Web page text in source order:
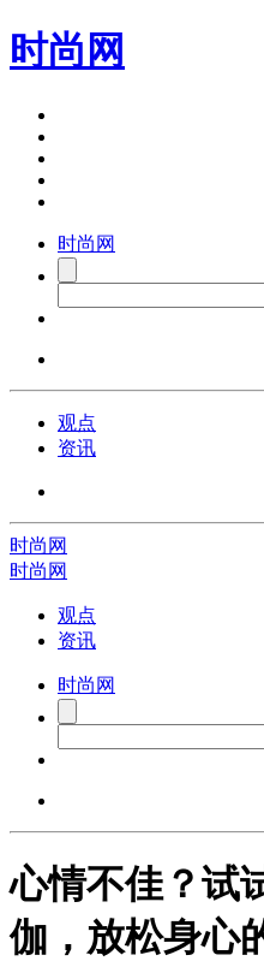
时尚网
时尚网
观点
资讯
时尚网
时尚网
观点
资讯
时尚网
心情不佳？试
伽，放松身心